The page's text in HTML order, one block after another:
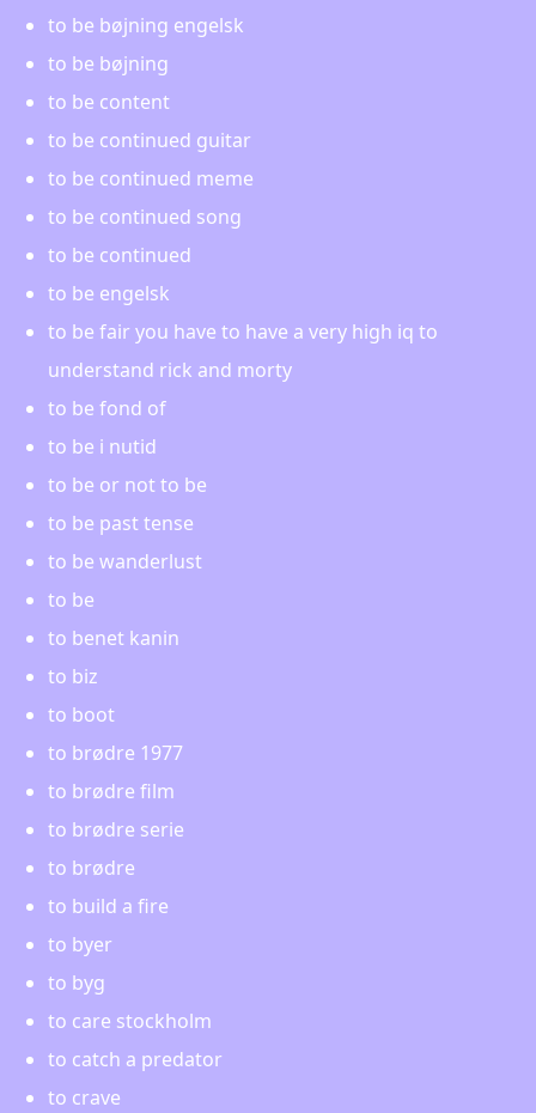
to be bøjning engelsk
to be bøjning
to be content
to be continued guitar
to be continued meme
to be continued song
to be continued
to be engelsk
to be fair you have to have a very high iq to
understand rick and morty
to be fond of
to be i nutid
to be or not to be
to be past tense
to be wanderlust
to be
to benet kanin
to biz
to boot
to brødre 1977
to brødre film
to brødre serie
to brødre
to build a fire
to byer
to byg
to care stockholm
to catch a predator
to crave